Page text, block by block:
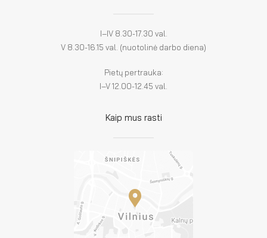
I–IV 8.30-17.30 val.
V 8.30-16.15 val. (nuotolinė darbo diena)
Pietų pertrauka:
I–V 12.00-12.45 val.
Kaip mus rasti